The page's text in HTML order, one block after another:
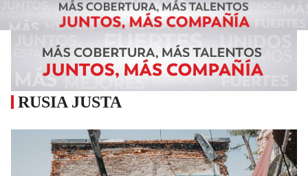
RUSIA JUSTA